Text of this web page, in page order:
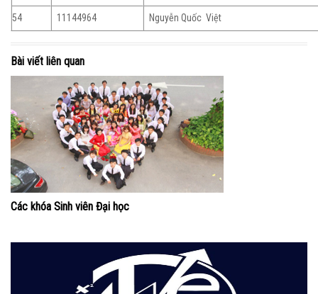
54 11144964 Nguyễn Quốc Việt
Bài viết liên quan
Các khóa Sinh viên Đại học